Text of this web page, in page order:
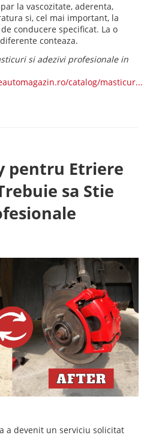
la vascozitate, aderenta,
si, cel mai important, la
conducere specificat. La o
conteaza.
si adezivi profesionale in
catalog/masticur...
pentru Etriere
sa Stie
a devenit un serviciu solicitat